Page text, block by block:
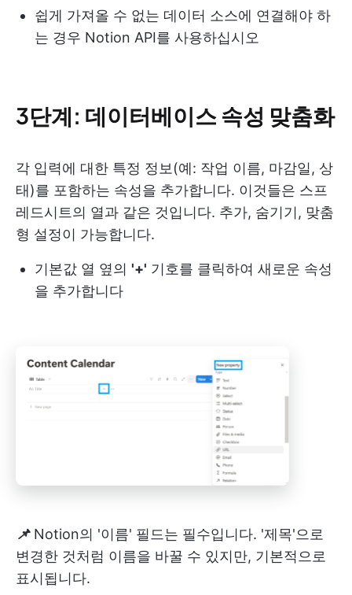
쉽게 가져올 수 없는 데이터 소스에 연결해야 하
는 경우 Notion API를 사용하십시오
3단계: 데이터베이스 속성 맞춤화
각 입력에 대한 특정 정보(예: 작업 이름, 마감일, 상
태)를 포함하는 속성을 추가합니다. 이것들은 스프
레드시트의 열과 같은 것입니다. 추가, 숨기기, 맞춤
형 설정이 가능합니다.
기본값 열 옆의 '+' 기호를 클릭하여 새로운 속성
을 추가합니다
📌Notion의 '이름' 필드는 필수입니다. '제목'으로
변경한 것처럼 이름을 바꿀 수 있지만, 기본적으로
표시됩니다.